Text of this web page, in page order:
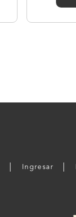
Ingresar